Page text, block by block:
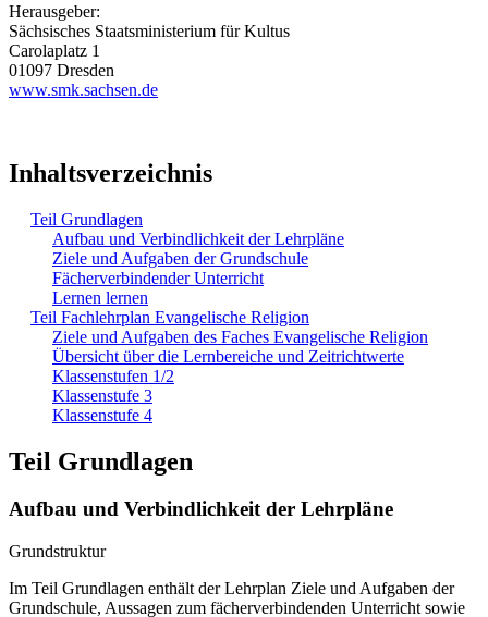
Herausgeber:
Sächsisches Staatsministerium für Kultus
Carolaplatz 1
01097 Dresden
www.smk.sachsen.de
Inhaltsverzeichnis
Teil Grundlagen
Aufbau und Verbindlichkeit der Lehrpläne
Ziele und Aufgaben der Grundschule
Fächerverbindender Unterricht
Lernen lernen
Teil Fachlehrplan Evangelische Religion
Ziele und Aufgaben des Faches Evangelische Religion
Übersicht über die Lernbereiche und Zeitrichtwerte
Klassenstufen 1/2
Klassenstufe 3
Klassenstufe 4
Teil Grundlagen
Aufbau und Verbindlichkeit der Lehrpläne
Grundstruktur
Im Teil Grundlagen enthält der Lehrplan Ziele und Aufgaben der
Grundschule, Aussagen zum fächerverbindenden Unterricht sowie